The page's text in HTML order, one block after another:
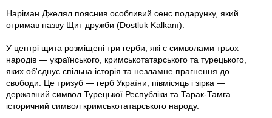
Наріман Джелял пояснив особливий сенс подарунку, який
отримав назву Щит дружби (Dostluk Kalkanı).
У центрі щита розміщені три герби, які є символами трьох
народів — українського, кримськотатарського та турецького,
яких об'єднує спільна історія та незламне прагнення до
свободи. Це тризуб — герб України, півмісяць і зірка —
державний символ Турецької Республіки та Тарак-Тамга —
історичний символ кримськотатарського народу.